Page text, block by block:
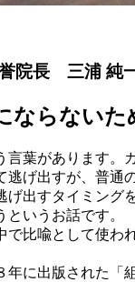
院長 三浦 純
ならないた
葉があります。
逃げ出すが、普通
げ出すタイミング
いうお話です。
で比喩として使わ
年に出版された「